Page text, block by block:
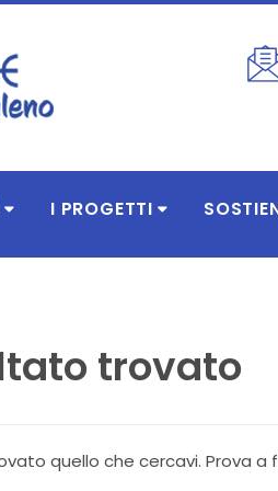
I PROGETTI
trovato
quello che cercavi. Prova a